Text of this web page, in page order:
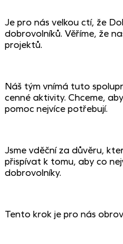
Je pro nás velkou ctí, že
dobrovolníků. Věříme, že
projektů.
Náš tým vnímá tuto
cenné aktivity. Chceme,
pomoc nejvíce potřebují.
Jsme vděční za důvěru,
přispívat k tomu, aby co
dobrovolníky.
Tento krok je pro nás